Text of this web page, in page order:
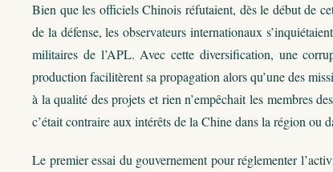
Bien que les officiels Chinois réfutaient, dès le début de
de la défense, les observateurs internationaux
militaires de l’APL. Avec cette diversification, une
production facilitèrent sa propagation alors qu’une des
à la qualité des projets et rien n’empêchait les membres
c’était contraire aux intérêts de la Chine dans la région ou
Le premier essai du gouvernement pour réglementer